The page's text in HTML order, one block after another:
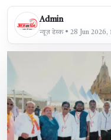
Admin
न्यूज़ डेस्क • 28 Jun 2026,